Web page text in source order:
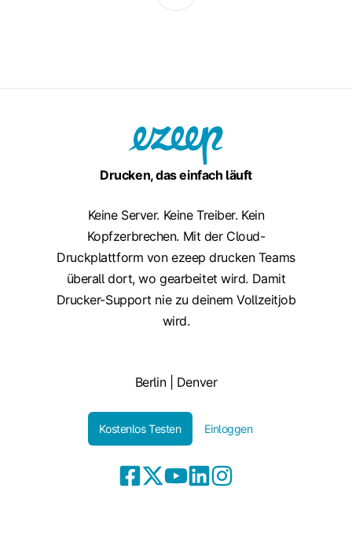
Drucken, das einfach läuft
Keine Server. Keine Treiber. Kein
Kopfzerbrechen. Mit der Cloud-
Druckplattform von ezeep drucken Teams
überall dort, wo gearbeitet wird. Damit
Drucker-Support nie zu deinem Vollzeitjob
wird.
Berlin | Denver
Kostenlos Testen Einloggen